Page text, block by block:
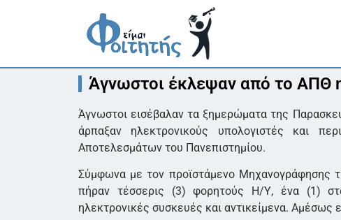
Άγνωστοι έκλεψαν από το ΑΠΘ
Άγνωστοι εισέβαλαν τα ξημερώματα της
άρπαξαν ηλεκτρονικούς υπολογιστές και
Αποτελεσμάτων του Πανεπιστημίου.
Σύμφωνα με τον προϊστάμενο Μηχανογράφησης
πήραν τέσσερις (3) φορητούς Η/Υ, ένα (1)
ηλεκτρονικές συσκευές και αντικείμενα. Αμέσως